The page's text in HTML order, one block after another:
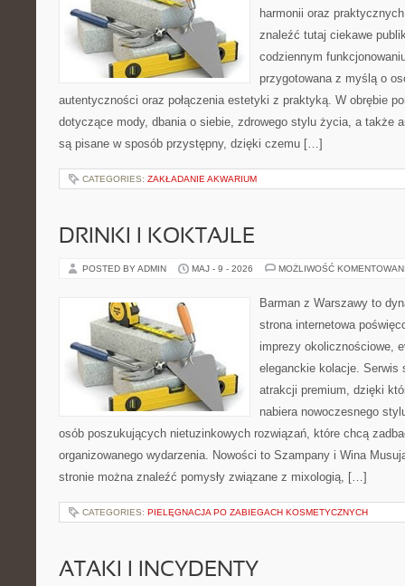
harmonii oraz
znaleźć tutaj ciekawe
codziennym
przygotowana z myślą o
autentyczności oraz połączenia estetyki z praktyką. W obrębie
dotyczące mody, dbania o siebie, zdrowego stylu życia, a także
są pisane w sposób przystępny, dzięki czemu […]
CATEGORIES: ZAKŁADANIE AKWARIUM
DRINKI I KOKTAJLE
POSTED BY ADMIN MAJ - 9 - 2026 MOŻLIWOŚĆ
Barman z Warszawy to
strona internetowa
imprezy okolicznościowe,
eleganckie kolacje. Serwis
atrakcji premium, dzięki
nabiera nowoczesnego
osób poszukujących nietuzinkowych rozwiązań, które chcą
organizowanego wydarzenia. Nowości to Szampany i Wina
stronie można znaleźć pomysły związane z mixologią, […]
CATEGORIES: PIELĘGNACJA PO ZABIEGACH KOSMETYCZNYCH
ATAKI I INCYDENTY